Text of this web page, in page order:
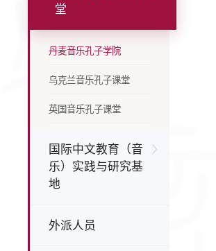
堂
丹麦音乐孔子学院
乌克兰音乐孔子课堂
英国音乐孔子课堂
国际中文教育（音
乐）实践与研究基
地
外派人员